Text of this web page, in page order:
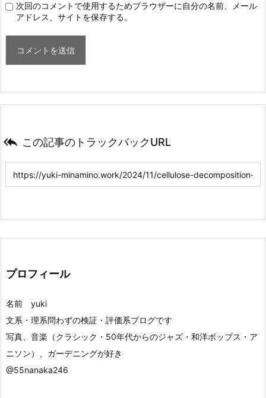
次回のコメントで使用するためブラウザーに自分の名前、メール
アドレス、サイトを保存する。
 この記事のトラックバックURL
プロフィール
名前 yuki
文系・理系問わずの検証・評価系ブログです
写真、音楽（クラシック・50年代からのジャズ・和洋ポップス・ア
ニソン）、ガーデニングが好き
@55nanaka246